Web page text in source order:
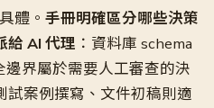
體。 手冊明確區分哪些決策
給 AI 代理 ：資料庫 schema
界屬於需要人工審查的決
案例撰寫、文件初稿則適